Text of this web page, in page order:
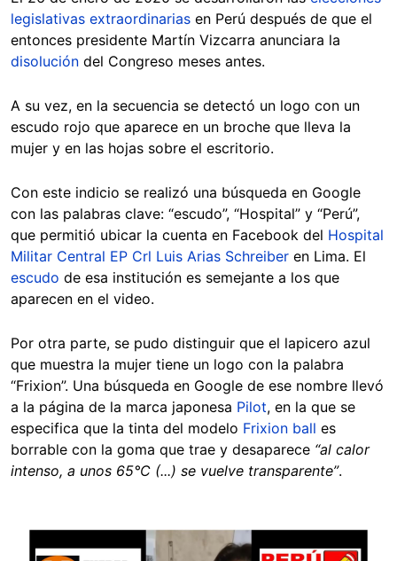
legislativas extraordinarias en Perú después de que el
entonces presidente Martín Vizcarra anunciara la
disolución del Congreso meses antes.
A su vez, en la secuencia se detectó un logo con un
escudo rojo que aparece en un broche que lleva la
mujer y en las hojas sobre el escritorio.
Con este indicio se realizó una búsqueda en Google
con las palabras clave: “escudo”, “Hospital” y “Perú”,
que permitió ubicar la cuenta en Facebook del Hospital
Militar Central EP Crl Luis Arias Schreiber en Lima. El
escudo de esa institución es semejante a los que
aparecen en el video.
Por otra parte, se pudo distinguir que el lapicero azul
que muestra la mujer tiene un logo con la palabra
“Frixion”. Una búsqueda en Google de ese nombre llevó
a la página de la marca japonesa Pilot, en la que se
especifica que la tinta del modelo Frixion ball es
borrable con la goma que trae y desaparece “al calor
intenso, a unos 65°C (...) se vuelve transparente”.